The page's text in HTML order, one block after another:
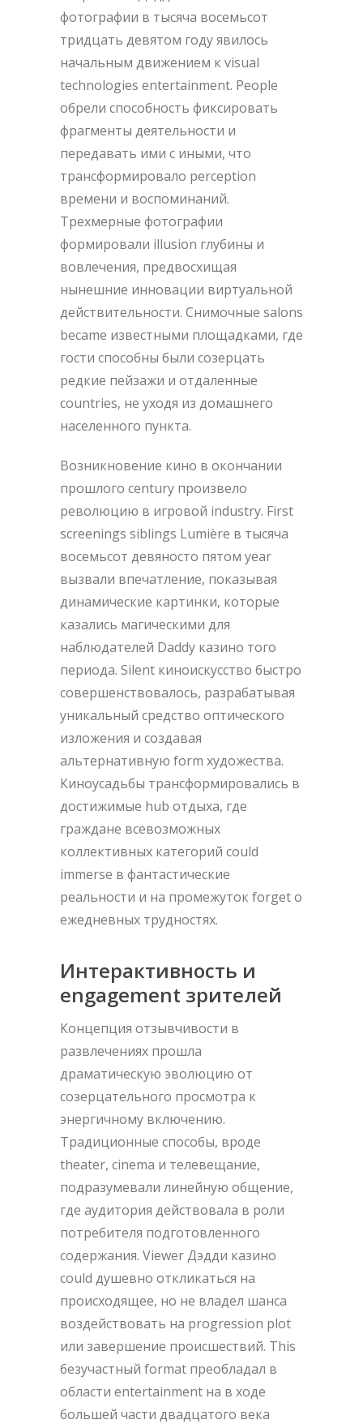
фотографии в тысяча восемьсот
тридцать девятом году явилось
начальным движением к visual
technologies entertainment. People
обрели способность фиксировать
фрагменты деятельности и
передавать ими с иными, что
трансформировало perception
времени и воспоминаний.
Трехмерные фотографии
формировали illusion глубины и
вовлечения, предвосхищая
нынешние инновации виртуальной
действительности. Снимочные salons
became известными площадками, где
гости способны были созерцать
редкие пейзажи и отдаленные
countries, не уходя из домашнего
населенного пункта.
Возникновение кино в окончании
прошлого century произвело
революцию в игровой industry. First
screenings siblings Lumière в тысяча
восемьсот девяносто пятом year
вызвали впечатление, показывая
динамические картинки, которые
казались магическими для
наблюдателей Daddy казино того
периода. Silent киноискусство быстро
совершенствовалось, разрабатывая
уникальный средство оптического
изложения и создавая
альтернативную form художества.
Киноусадьбы трансформировались в
достижимые hub отдыха, где
граждане всевозможных
коллективных категорий could
immerse в фантастические
реальности и на промежуток forget о
ежедневных трудностях.
Интерактивность и
engagement зрителей
Концепция отзывчивости в
развлечениях прошла
драматическую эволюцию от
созерцательного просмотра к
энергичному включению.
Традиционные способы, вроде
theater, cinema и телевещание,
подразумевали линейную общение,
где аудитория действовала в роли
потребителя подготовленного
содержания. Viewer Дэдди казино
could душевно откликаться на
происходящее, но не владел шанса
воздействовать на progression plot
или завершение происшествий. This
безучастный format преобладал в
области entertainment на в ходе
большей части двадцатого века